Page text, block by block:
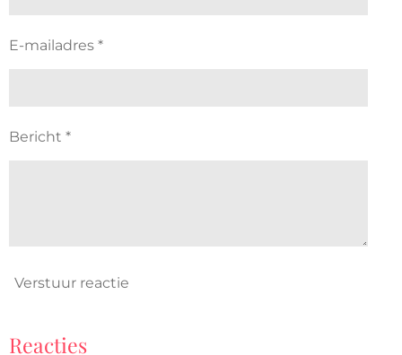
E-mailadres *
Bericht *
Verstuur reactie
Reacties